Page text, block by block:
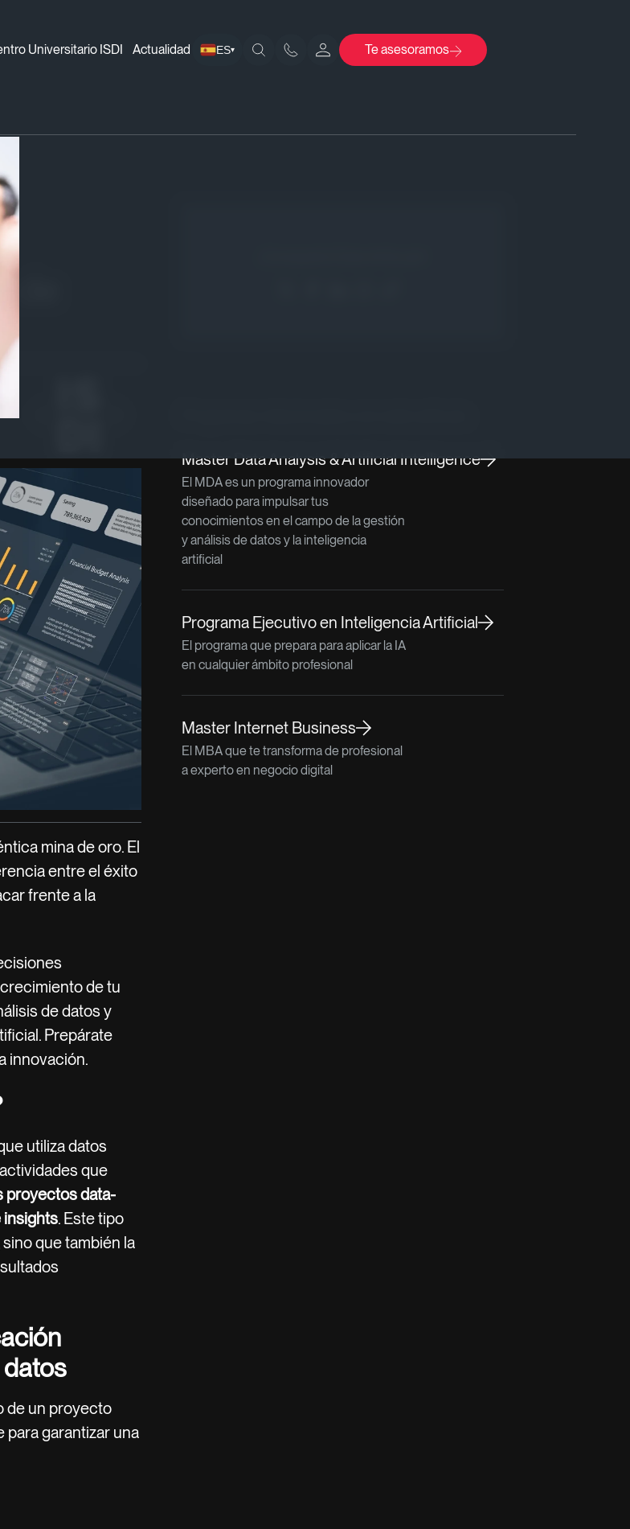
Universitario ISDI Actualidad ES▾ Te asesoramos
Based
mina de oro. El
entre el éxito
frente a la
de tu
de datos y
Prepárate
innovación.
utiliza datos
que
proyectos data-
insights. Este tipo
que también la
de un proyecto
para garantizar una
Master Data Analysis & Artificial Intelligence
El MDA es un programa innovador
diseñado para impulsar tus
conocimientos en el campo de la gestión
y análisis de datos y la inteligencia
artificial
Programa Ejecutivo en Inteligencia Artificial
El programa que prepara para aplicar la IA
en cualquier ámbito profesional
Master Internet Business
El MBA que te transforma de profesional
a experto en negocio digital